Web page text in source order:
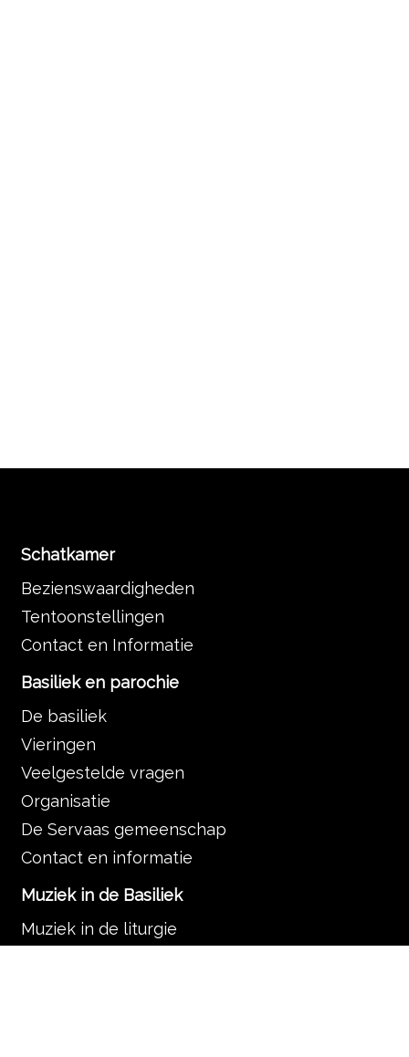
Schatkamer
Bezienswaardigheden
Tentoonstellingen
Contact en Informatie
Basiliek en parochie
De basiliek
Vieringen
Veelgestelde vragen
Organisatie
De Servaas gemeenschap
Contact en informatie
Muziek in de Basiliek
Muziek in de liturgie